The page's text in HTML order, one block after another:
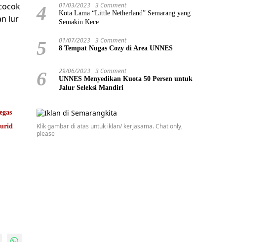
lur
4 01/03/2023 3 Comment
Kota Lama “Little Netherland” Semarang yang
Semakin Kece
5 01/07/2023 3 Comment
8 Tempat Nugas Cozy di Area UNNES
6 29/06/2023 3 Comment
UNNES Menyedikan Kuota 50 Persen untuk
Jalur Seleksi Mandiri
Klik gambar di atas untuk iklan/ kerjasama. Chat only,
please